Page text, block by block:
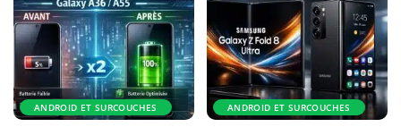
ANDROID ET SURCOUCHES ANDROID ET SURCOUCHES